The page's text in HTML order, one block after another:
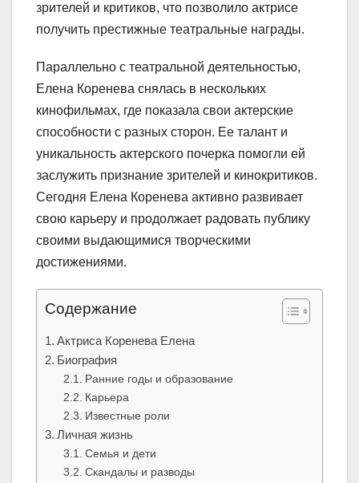
зрителей и критиков, что позволило актрисе
получить престижные театральные награды.
Параллельно с театральной деятельностью,
Елена Коренева снялась в нескольких
кинофильмах, где показала свои актерские
способности с разных сторон. Ее талант и
уникальность актерского почерка помогли ей
заслужить признание зрителей и кинокритиков.
Сегодня Елена Коренева активно развивает
свою карьеру и продолжает радовать публику
своими выдающимися творческими
достижениями.
Содержание
Актриса Коренева Елена
Биография
Ранние годы и образование
Карьера
Известные роли
Личная жизнь
Семья и дети
Скандалы и разводы